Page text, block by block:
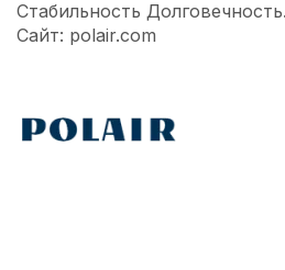
Стабильность
Сайт: polair.com